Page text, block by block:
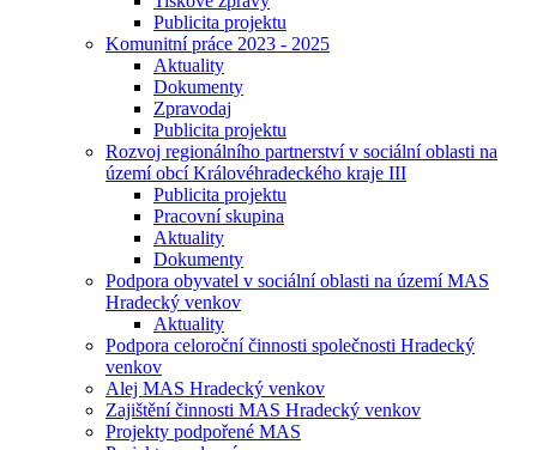
Publicita projektu
Komunitní práce 2023 - 2025
Aktuality
Dokumenty
Zpravodaj
Publicita projektu
Rozvoj regionálního partnerství v sociální oblasti na
území obcí Královéhradeckého kraje III
Publicita projektu
Pracovní skupina
Aktuality
Dokumenty
Podpora obyvatel v sociální oblasti na území MAS
Hradecký venkov
Aktuality
Podpora celoroční činnosti společnosti Hradecký
venkov
Alej MAS Hradecký venkov
Zajištění činnosti MAS Hradecký venkov
Projekty podpořené MAS